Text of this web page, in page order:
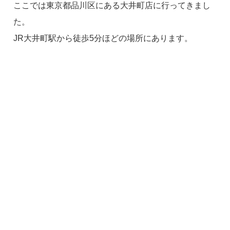
ここでは東京都品川区にある大井町店に行ってきまし
た。
JR大井町駅から徒歩5分ほどの場所にあります。